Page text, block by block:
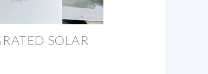
SOLAR